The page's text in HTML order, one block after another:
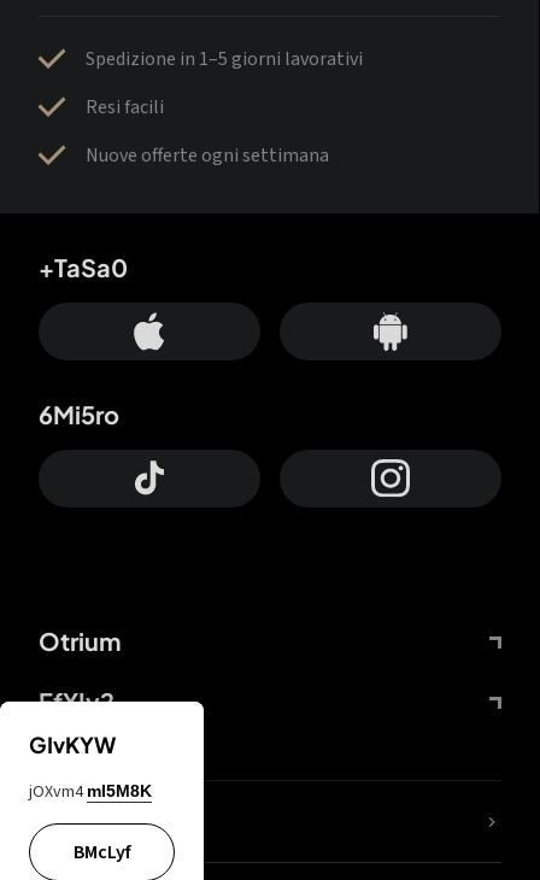
Spedizione in 1–5 giorni lavorativi
Resi facili
Nuove offerte ogni settimana
Otrium
FfYIy2
+TaSa0
6Mi5ro
Lj7sBL
GIvKYW
jOXvm4 mI5M8K
BMcLyf